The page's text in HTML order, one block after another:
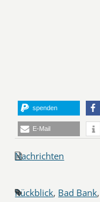
spenden
E-Mail
Nachrichten
Rückblick, Bad Bank,